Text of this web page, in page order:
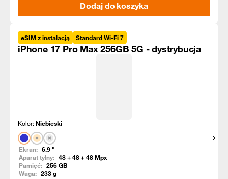
Dodaj do koszyka
eSIM z instalacją Standard Wi-Fi 7
iPhone 17 Pro Max 256GB 5G - dystrybucja
Kolor:Niebieski
Ekran: 6.9 "
Aparat tylny: 48 + 48 + 48Mpx
Pamięć: 256GB
Waga: 233g